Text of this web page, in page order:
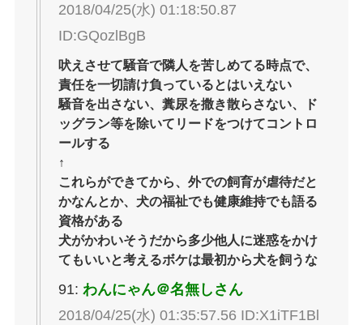
2018/04/25(水) 01:18:50.87
ID:GQozlBgB
吠えさせて騒音で隣人を苦しめてる時点で、
責任を一切請け負っているとはいえない
騒音を出さない、糞尿を撒き散らさない、ド
ッグラン等を除いてリードをつけてコントロ
ールする
↑
これらができてから、外での飼育が虐待だと
かなんとか、犬の福祉でも健康維持でも語る
資格がある
犬がかわいそうだから多少他人に迷惑をかけ
てもいいと考えるボケは最初から犬を飼うな
91: わんにゃん＠名無しさん
2018/04/25(水) 01:35:57.56 ID:X1iTF1Bl